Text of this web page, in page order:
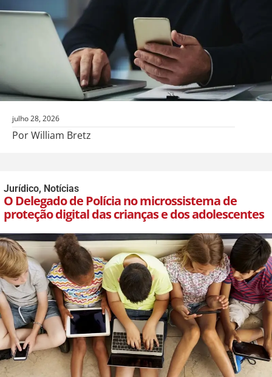
julho 28, 2026
Por William Bretz
Jurídico, Notícias
O Delegado de Polícia no microssistema de
proteção digital das crianças e dos adolescentes